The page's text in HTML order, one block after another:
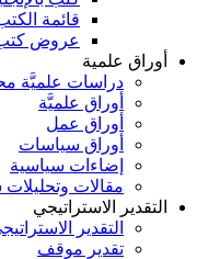
قائمة
عروض
أوراق علمية
دراسات علميَّة
أوراق علميَّة
أوراق عمل
أوراق سياسات
إضاءات سياسية
مقالات
التقدير الاستراتيجي
التقدير
تقدير موقف